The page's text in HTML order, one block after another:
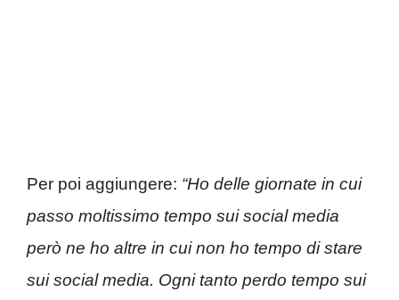
Per poi aggiungere: “Ho delle giornate in cui
passo moltissimo tempo sui social media
però ne ho altre in cui non ho tempo di stare
sui social media. Ogni tanto perdo tempo sui